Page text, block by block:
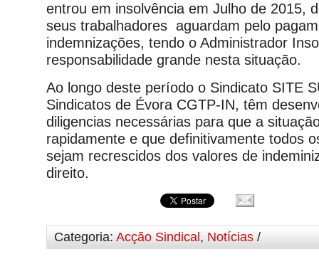
entrou em insolvência em Julho de 2015,
seus trabalhadores aguardam pelo
indemnizações, tendo o Administrador
responsabilidade grande nesta situação.
Ao longo deste período o Sindicato SITE
Sindicatos de Évora CGTP-IN, têm
diligencias necessárias para que a
rapidamente e que definitivamente todos
sejam recrescidos dos valores de
direito.
Categoria: Acção Sindical , Notícias /